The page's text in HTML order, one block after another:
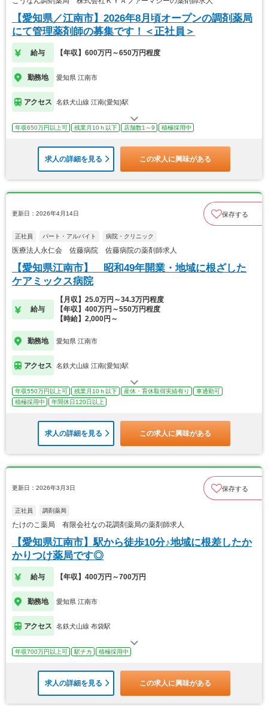
【愛知県／江南市】2026年8月頃オープンの調剤薬局
にて管理薬剤師の募集です！＜正社員＞
給与 【年収】600万円～650万円程度
勤務地 愛知県 江南市
アクセス 名鉄犬山線 江南(愛知)駅
年収650万円以上可 残業月10ｈ以下 店舗数1～9 積極採用中
求人の詳細を見る この求人に興味がある
更新日：2026年4月14日 保存する
正社員 パート・アルバイト 病院・クリニック
医療法人永仁会 佐藤病院 佐藤病院の薬剤師求人
【愛知県江南市】 昭和49年開業・地域に根ざした
ケアミックス病院
給与
【月収】25.0万円～34.3万円程度
【年収】400万円～550万円程度
【時給】2,000円～
勤務地 愛知県 江南市
アクセス 名鉄犬山線 江南(愛知)駅
年収550万円以上可 残業月10ｈ以下 産休・育休取得実績有り
車通勤可
積極採用中
年間休日120日以上
求人の詳細を見る この求人に興味がある
更新日：2026年3月3日 保存する
正社員 調剤薬局
たけのこ薬局 有限会社なの花調剤薬局の薬剤師求人
【愛知県江南市】駅から徒歩10分♪地域に根差したか
かりつけ薬局です◎
給与 【年収】400万円～700万円
勤務地 愛知県 江南市
アクセス 名鉄犬山線 布袋駅
年収700万円以上可 駅チカ 積極採用中
求人の詳細を見る この求人に興味がある